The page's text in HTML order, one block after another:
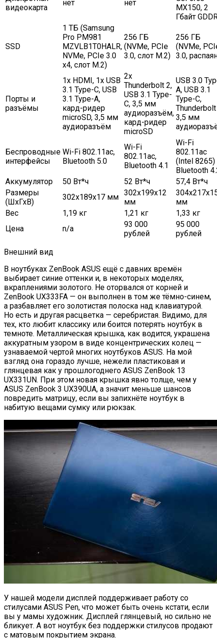
видеокарта
нет нет
MX150, 2
Гбайт
SSD
1 ТБ (Samsung
Pro PM981
MZVLB1T0HALR,
NVMe, PCIe 3.0
x4, слот M.2)
256 ГБ
(NVMe, PCIe
3.0, слот M.2)
256 ГБ
(NVMe,
3.0,
Порты и
разъёмы
1x HDMI, 1x USB
3.1 Type-C, USB
3.1 Type-A,
кард-ридер
microSD, 3,5 мм
аудиоразъём
2x
Thunderbolt 2,
USB 3.1 Type-
C, 3,5 мм
аудиоразъём,
кард-ридер
microSD
USB 3.0
A, USB 3.1
Type-C,
3,5 мм
Беспроводные
интерфейсы
Wi-Fi 802.11ac,
Bluetooth 5.0
Wi-Fi
802.11ac,
Bluetooth 4.1
Wi-Fi
802.11ac
(Intel 8265)
Bluetooth
Аккумулятор
50 Вт*ч 52 Вт*ч
57,4 Вт*ч
Размеры
(ШхГхВ)
302х189х17 мм 302x199x12
мм
мм
Вес
1,19 кг 1,21 кг
1,33 кг
Цена
n/a
93 000
рублей
95 000
рублей
Внешний вид
В ноутбуках ZenBook ASUS ещё с давних времён
выбирает синие оттенки и, в некоторых моделях,
вкраплениями золотого. Не оторвался от корней и
ZenBook UX333FA — он выполнен в том же тёмно-синем,
а разбавляет его золотистая полоска над клавиатурой.
Но есть и другая расцветка — серебристая. Видимо, для
тех, кто любит классику или боится потерять ноутбук в
темноте. Металлическая крышка, как водится, украшена
аккуратным узором в виде концентрических колец —
узнаваемой чертой многих ноутбуков ASUS. На мой
взгляд она гораздо лучше, нежели пластиковая и
глянцевая как у прошлогоднего ASUS ZenBook 13
UX331UN. При этом новая крышка явно толще, чем у
ASUS ZenBook 3 UX390UA, а значит меньше шансов
повредить матрицу, если вы запихнёте ноутбук в
набитую вещами сумку или рюкзак.
У нашей модели дисплей поддерживает работу со
стилусами ASUS Pen, что может быть очень кстати, если
вы у мамы художник. Дисплей глянцевый, но сильно не
бликует. А вот ноутбук без поддержки стилусов продают
с матовым покрытием экрана.